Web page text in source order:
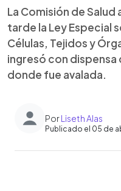
La Comisión de
tarde la Ley Especial
Células, Tejidos y
ingresó con dispensa
donde fue avalada.
PorLiseth Alas
Publicado el 05 de